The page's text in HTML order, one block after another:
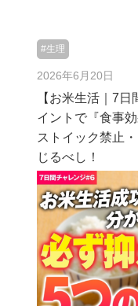
#生理
2026年6月20日
【お米生活｜7
イントで『食事
ストイック禁止
じるべし！